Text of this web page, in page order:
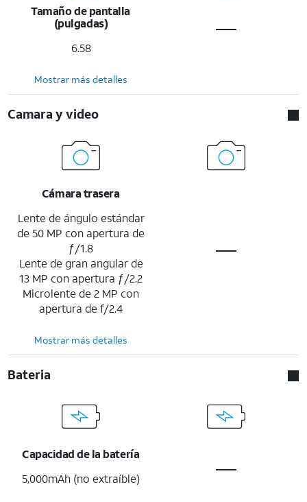
Tamaño de pantalla
(pulgadas)
6.58
Mostrar más detalles
Camara y video
Cámara trasera
Lente de ángulo estándar
de 50 MP con apertura de
ƒ/1.8
Lente de gran angular de
13 MP con apertura ƒ/2.2
Microlente de 2 MP con
apertura de f/2.4
Mostrar más detalles
Bateria
Capacidad de la batería
5,000mAh (no extraíble)